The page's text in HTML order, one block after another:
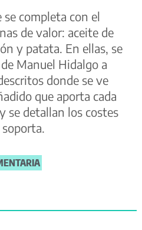
completa con el
de valor: aceite de
y patata. En ellas, se
Manuel Hidalgo a
donde se ve
que aporta cada
se detallan los costes